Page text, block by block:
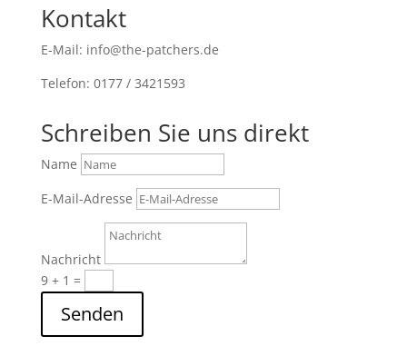
Kontakt
E-Mail: info@the-patchers.de
Telefon: 0177 / 3421593
Schreiben Sie uns direkt
Name
E-Mail-Adresse
Nachricht
9 + 1 =
Senden